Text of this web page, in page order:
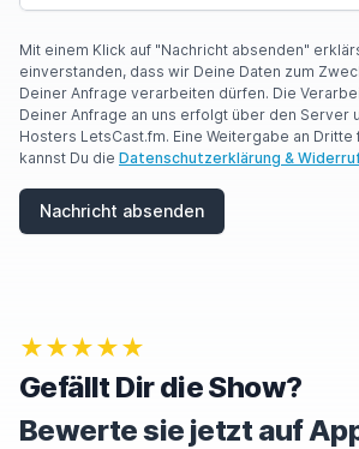
Mit einem Klick auf "Nachricht absenden"
einverstanden, dass wir Deine Daten zum
Deiner Anfrage verarbeiten dürfen. Die
Deiner Anfrage an uns erfolgt über den Server
Hosters LetsCast.fm. Eine Weitergabe an
kannst Du die Datenschutzerklärung &
Nachricht absenden
★★★★★
Gefällt Dir die Show?
Bewerte sie jetzt auf